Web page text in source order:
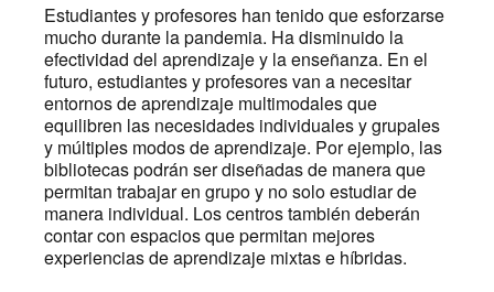
Estudiantes y profesores han tenido que esforzarse
mucho durante la pandemia. Ha disminuido la
efectividad del aprendizaje y la enseñanza. En el
futuro, estudiantes y profesores van a necesitar
entornos de aprendizaje multimodales que
equilibren las necesidades individuales y grupales
y múltiples modos de aprendizaje. Por ejemplo, las
bibliotecas podrán ser diseñadas de manera que
permitan trabajar en grupo y no solo estudiar de
manera individual. Los centros también deberán
contar con espacios que permitan mejores
experiencias de aprendizaje mixtas e híbridas.